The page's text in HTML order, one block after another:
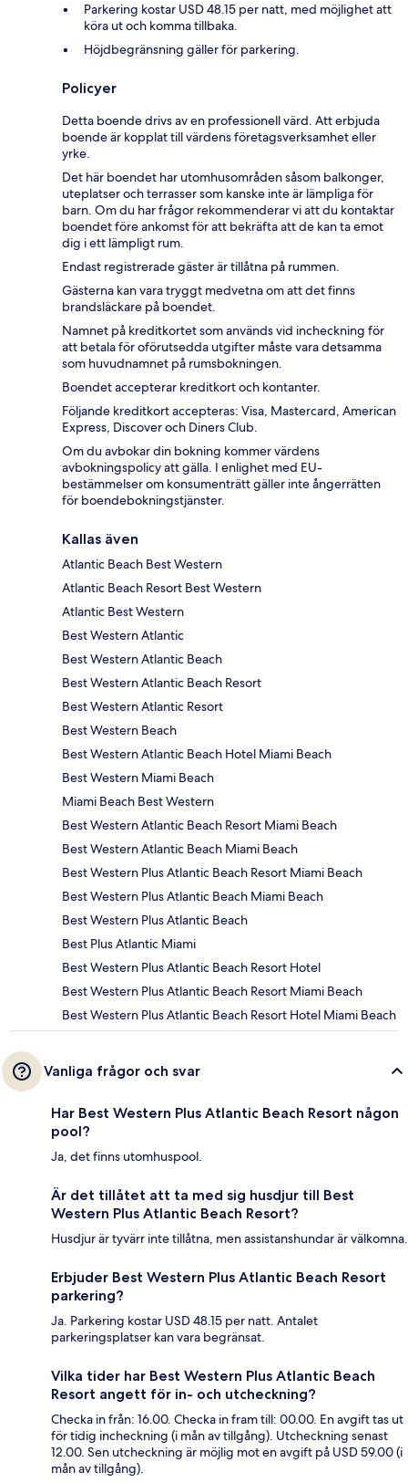
Parkering kostar USD 48.15 per natt, med möjlighet att
köra ut och komma tillbaka.
Höjdbegränsning gäller för parkering.
Policyer
Detta boende drivs av en professionell värd. Att erbjuda
boende är kopplat till värdens företagsverksamhet eller
yrke.
Det här boendet har utomhusområden såsom balkonger,
uteplatser och terrasser som kanske inte är lämpliga för
barn. Om du har frågor rekommenderar vi att du kontaktar
boendet före ankomst för att bekräfta att de kan ta emot
dig i ett lämpligt rum.
Endast registrerade gäster är tillåtna på rummen.
Gästerna kan vara tryggt medvetna om att det finns
brandsläckare på boendet.
Namnet på kreditkortet som används vid incheckning för
att betala för oförutsedda utgifter måste vara detsamma
som huvudnamnet på rumsbokningen.
Boendet accepterar kreditkort och kontanter.
Följande kreditkort accepteras: Visa, Mastercard, American
Express, Discover och Diners Club.
Om du avbokar din bokning kommer värdens
avbokningspolicy att gälla. I enlighet med EU-
bestämmelser om konsumenträtt gäller inte ångerrätten
för boendebokningstjänster.
Kallas även
Atlantic Beach Best Western
Atlantic Beach Resort Best Western
Atlantic Best Western
Best Western Atlantic
Best Western Atlantic Beach
Best Western Atlantic Beach Resort
Best Western Atlantic Resort
Best Western Beach
Best Western Atlantic Beach Hotel Miami Beach
Best Western Miami Beach
Miami Beach Best Western
Best Western Atlantic Beach Resort Miami Beach
Best Western Atlantic Beach Miami Beach
Best Western Plus Atlantic Beach Resort Miami Beach
Best Western Plus Atlantic Beach Miami Beach
Best Western Plus Atlantic Beach
Best Plus Atlantic Miami
Best Western Plus Atlantic Beach Resort Hotel
Best Western Plus Atlantic Beach Resort Miami Beach
Best Western Plus Atlantic Beach Resort Hotel Miami Beach
Vanliga frågor och svar
Har Best Western Plus Atlantic Beach Resort någon
pool?
Ja, det finns utomhuspool.
Är det tillåtet att ta med sig husdjur till Best
Western Plus Atlantic Beach Resort?
Husdjur är tyvärr inte tillåtna, men assistanshundar är välkomna.
Erbjuder Best Western Plus Atlantic Beach Resort
parkering?
Ja. Parkering kostar USD 48.15 per natt. Antalet
parkeringsplatser kan vara begränsat.
Vilka tider har Best Western Plus Atlantic Beach
Resort angett för in- och utcheckning?
Checka in från: 16.00. Checka in fram till: 00.00. En avgift tas ut
för tidig incheckning (i mån av tillgång). Utcheckning senast
12.00. Sen utcheckning är möjlig mot en avgift på USD 59.00 (i
mån av tillgång).